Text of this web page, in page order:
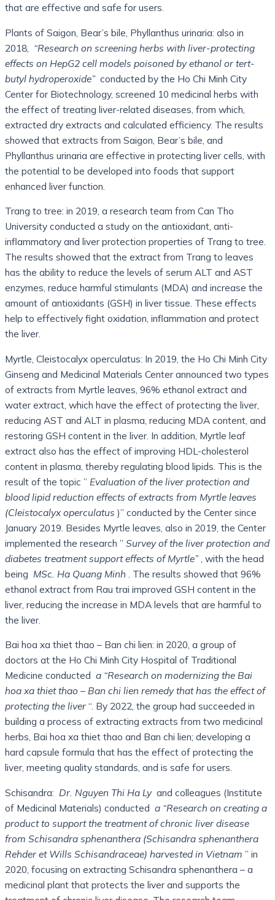
that are effective and safe for users.
Plants of Saigon, Bear’s bile, Phyllanthus urinaria: also in
2018, “Research on screening herbs with liver-protecting
effects on HepG2 cell models poisoned by ethanol or tert-
butyl hydroperoxide”conducted by the Ho Chi Minh City
Center for Biotechnology, screened 10 medicinal herbs with
the effect of treating liver-related diseases, from which,
extracted dry extracts and calculated efficiency. The results
showed that extracts from Saigon, Bear’s bile, and
Phyllanthus urinaria are effective in protecting liver cells, with
the potential to be developed into foods that support
enhanced liver function.
Trang to tree: in 2019, a research team from Can Tho
University conducted a study on the antioxidant, anti-
inflammatory and liver protection properties of Trang to tree.
The results showed that the extract from Trang to leaves
has the ability to reduce the levels of serum ALT and AST
enzymes, reduce harmful stimulants (MDA) and increase the
amount of antioxidants (GSH) in liver tissue. These effects
help to effectively fight oxidation, inflammation and protect
the liver.
Myrtle, Cleistocalyx operculatus: In 2019, the Ho Chi Minh City
Ginseng and Medicinal Materials Center announced two types
of extracts from Myrtle leaves, 96% ethanol extract and
water extract, which have the effect of protecting the liver,
reducing AST and ALT in plasma, reducing MDA content, and
restoring GSH content in the liver. In addition, Myrtle leaf
extract also has the effect of improving HDL-cholesterol
content in plasma, thereby regulating blood lipids. This is the
result of the topic ” Evaluation of the liver protection and
blood lipid reduction effects of extracts from Myrtle leaves
(Cleistocalyx operculatus )” conducted by the Center since
January 2019. Besides Myrtle leaves, also in 2019, the Center
implemented the research ” Survey of the liver protection and
diabetes treatment support effects of Myrtle”, with the head
being MSc. Ha Quang Minh . The results showed that 96%
ethanol extract from Rau trai improved GSH content in the
liver, reducing the increase in MDA levels that are harmful to
the liver.
Bai hoa xa thiet thao – Ban chi lien: in 2020, a group of
doctors at the Ho Chi Minh City Hospital of Traditional
Medicine conducted a “Research on modernizing the Bai
hoa xa thiet thao – Ban chi lien remedy that has the effect of
protecting the liver “. By 2022, the group had succeeded in
building a process of extracting extracts from two medicinal
herbs, Bai hoa xa thiet thao and Ban chi lien; developing a
hard capsule formula that has the effect of protecting the
liver, meeting quality standards, and is safe for users.
Schisandra: Dr. Nguyen Thi Ha Lyand colleagues (Institute
of Medicinal Materials) conducted a “Research on creating a
product to support the treatment of chronic liver disease
from Schisandra sphenanthera (Schisandra sphenanthera
Rehder et Wills Schisandraceae) harvested in Vietnam ” in
2020, focusing on extracting Schisandra sphenanthera – a
medicinal plant that protects the liver and supports the